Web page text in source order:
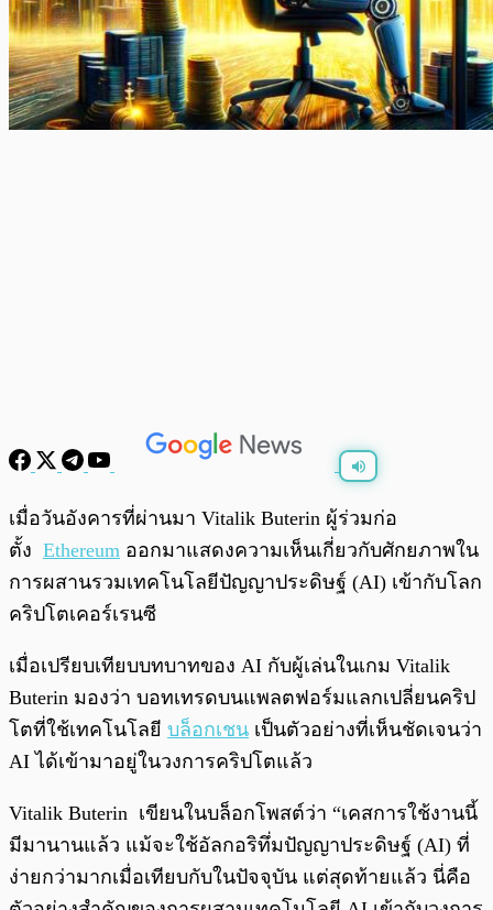
พร้อมเล่น 0:00
เมื่อวันอังคารที่ผ่านมา Vitalik Buterin ผู้ร่วมก่อ
ตั้ง Ethereum ออกมาแสดงความเห็นเกี่ยวกับศักยภาพใน
การผสานรวมเทคโนโลยีปัญญาประดิษฐ์ (AI) เข้ากับโลก
คริปโตเคอร์เรนซี
เมื่อเปรียบเทียบบทบาทของ AI กับผู้เล่นในเกม Vitalik
Buterin มองว่า บอทเทรดบนแพลตฟอร์มแลกเปลี่ยนคริป
โตที่ใช้เทคโนโลยี บล็อกเชน เป็นตัวอย่างที่เห็นชัดเจนว่า
AI ได้เข้ามาอยู่ในวงการคริปโตแล้ว
Vitalik Buterin เขียนในบล็อกโพสต์ว่า “เคสการใช้งานนี้
มีมานานแล้ว แม้จะใช้อัลกอริทึ่มปัญญาประดิษฐ์ (AI) ที่
ง่ายกว่ามากเมื่อเทียบกับในปัจจุบัน แต่สุดท้ายแล้ว นี่คือ